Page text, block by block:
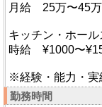
月給 25万〜45万
キッチン・ホール
時給 ¥1000〜
※経験・能力・実
勤務時間